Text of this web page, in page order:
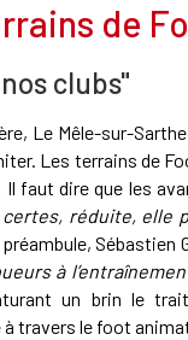
de
clubs"
Le Mêle-sur-
Les terrains de
faut dire que les
réduite, elle
préambule, Sébastien
à
un brin le
travers le foot